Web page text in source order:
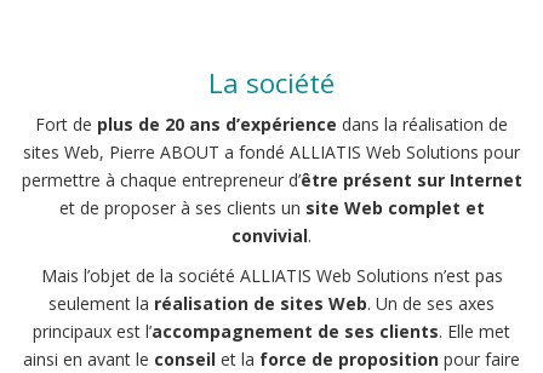
La société
Fort de plus de 20 ans d’expérience dans la réalisation de
sites Web, Pierre ABOUT a fondé ALLIATIS Web Solutions pour
permettre à chaque entrepreneur d’être présent sur Internet
et de proposer à ses clients un site Web complet et
convivial.
Mais l’objet de la société ALLIATIS Web Solutions n’est pas
seulement la réalisation de sites Web. Un de ses axes
principaux est l’accompagnement de ses clients. Elle met
ainsi en avant le conseil et la force de proposition pour faire